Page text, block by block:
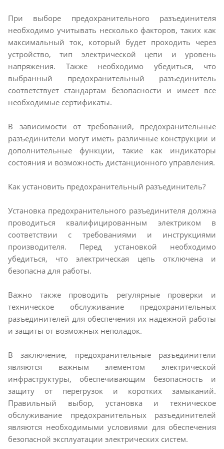
При выборе предохранительного разъединителя
необходимо учитывать несколько факторов, таких как
максимальный ток, который будет проходить через
устройство, тип электрической цепи и уровень
напряжения. Также необходимо убедиться, что
выбранный предохранительный разъединитель
соответствует стандартам безопасности и имеет все
необходимые сертификаты.
В зависимости от требований, предохранительные
разъединители могут иметь различные конструкции и
дополнительные функции, такие как индикаторы
состояния и возможность дистанционного управления.
Как установить предохранительный разъединитель?
Установка предохранительного разъединителя должна
проводиться квалифицированным электриком в
соответствии с требованиями и инструкциями
производителя. Перед установкой необходимо
убедиться, что электрическая цепь отключена и
безопасна для работы.
Важно также проводить регулярные проверки и
техническое обслуживание предохранительных
разъединителей для обеспечения их надежной работы
и защиты от возможных неполадок.
В заключение, предохранительные разъединители
являются важным элементом электрической
инфраструктуры, обеспечивающим безопасность и
защиту от перегрузок и коротких замыканий.
Правильный выбор, установка и техническое
обслуживание предохранительных разъединителей
являются необходимыми условиями для обеспечения
безопасной эксплуатации электрических систем.